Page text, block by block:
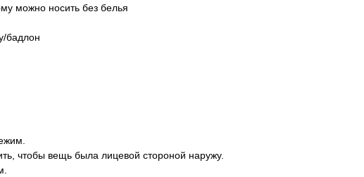
можно носить без белья
бадлон
чтобы вещь была лицевой стороной наружу.